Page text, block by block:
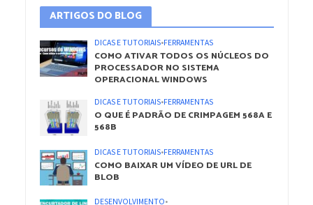
ARTIGOS DO BLOG
DICAS E TUTORIAIS•FERRAMENTAS
COMO ATIVAR TODOS OS NÚCLEOS DO
PROCESSADOR NO SISTEMA
OPERACIONAL WINDOWS
DICAS E TUTORIAIS•FERRAMENTAS
O QUE É PADRÃO DE CRIMPAGEM 568A E
568B
DICAS E TUTORIAIS•FERRAMENTAS
COMO BAIXAR UM VÍDEO DE URL DE
BLOB
DESENVOLVIMENTO•